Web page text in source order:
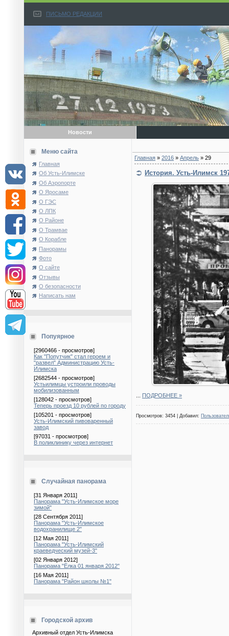
ПИСЬМО РЕДАКЦИИ
Новости
Меню сайта
Главная
Об Усть-Илимске
Об Аэропорте
О Яросаме
О ГЭС
О ЛПК
О Районе
О Трамвае
О Корабле
Панорамы
Фото
О сайте
Отзывы
О безопасности
Написать нам
Попуярное
[2960466 - просмотров]
Как "Попутчик" стал героем и
"развел" Администрацию Усть-
Илимска
[2682544 - просмотров]
Устьилимцы устроили проводы
мобилизованным
[128042 - просмотров]
Теперь проезд 10 рублей по городу
[105201 - просмотров]
Усть-Илимский пивоваренный
завод
[97031 - просмотров]
В поликлинику через интернет
Случайная панорама
[31 Января 2011]
Панорама "Усть-Илимское море
зимой"
[28 Сентября 2011]
Панорама "Усть-Илимское
водохранилище 2"
[12 Мая 2011]
Панорама "Усть-Илимский
краеведческий музей-3"
[02 Января 2012]
Панорама "Ёлка 01 января 2012"
[16 Мая 2011]
Панорама "Район школы №1"
Городской архив
Архивный отдел Усть-Илимска
Главная » 2016 » Апрель » 29
История. Усть-Илимск
ПОДРОБНЕЕ »
Просмотров: 3454 | Добавил: